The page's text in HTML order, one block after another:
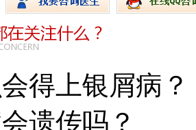
得上银屑病？
遗传吗？